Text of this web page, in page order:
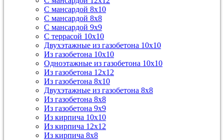
С мансардой 8х10
С мансардой 8х8
С мансардой 9х9
С террасой 10х10
Двухэтажные из газобетона 10х10
Из газобетона 10х10
Одноэтажные из газобетона 10х10
Из газобетона 12х12
Из газобетона 8х10
Двухэтажные из газобетона 8х8
Из газобетона 8х8
Из газобетона 9х9
Из кирпича 10х10
Из кирпича 12х12
Из кирпича 8х8